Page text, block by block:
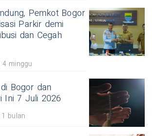
Pemkot Bogor
Parkir demi
dan Cegah
4 minggu
Bogor dan
Ini 7 Juli 2026
1 bulan